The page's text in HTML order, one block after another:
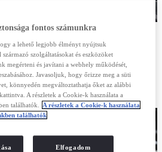
gyárban készítik
és szerelési technológiákat
folyamat tapasztalt mérnökök
fontos számunkra
a lehető legjobb élményt nyújtsuk
szolgáltatásokat és eszközöket
megérteni és javítani a webhely működését,
Javasoljuk, hogy őrizze meg a süti
könnyedén megváltoztathatja őket az alábbi
A részletek a Cookie-k használata a
találhatók.
A részletek a Cookie-k használata
találhatók
Elfogadom